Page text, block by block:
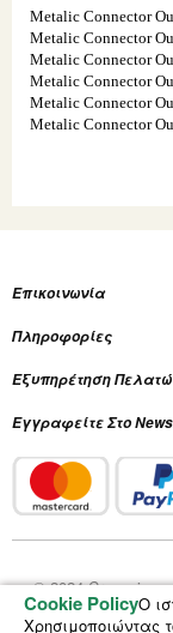
Cookie PolicyΟ
Χρησιμοποιώντας
Metalic Connector
Metalic Connector
Metalic Connector
Metalic Connector
Metalic Connector
Metalic Connector
Επικοινωνία
Πληροφορίες
Εξυπηρέτηση
Εγγραφείτε Στο
© 2024
Plantalot are